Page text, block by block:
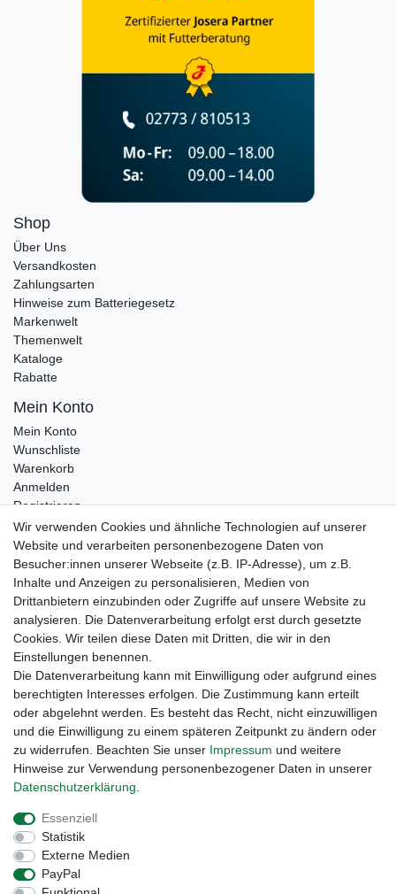
Shop
Über Uns
Versandkosten
Zahlungsarten
Hinweise zum Batteriegesetz
Markenwelt
Themenwelt
Kataloge
Rabatte
Mein Konto
Mein Konto
Wunschliste
Warenkorb
Anmelden
Registrieren
Kontakt
Newsletter Anmeldung
Newsletter Abmeldung
Widerrufs­recht
Wir verwenden Cookies und ähnliche Technologien auf unserer
Website und verarbeiten personenbezogene Daten von
Besucher:innen unserer Webseite (z.B. IP-Adresse), um z.B.
Inhalte und Anzeigen zu personalisieren, Medien von
Drittanbietern einzubinden oder Zugriffe auf unsere Website zu
analysieren. Die Datenverarbeitung erfolgt erst durch gesetzte
Cookies. Wir teilen diese Daten mit Dritten, die wir in den
Einstellungen benennen.
Die Datenverarbeitung kann mit Einwilligung oder aufgrund eines
berechtigten Interesses erfolgen. Die Zustimmung kann erteilt
oder abgelehnt werden. Es besteht das Recht, nicht einzuwilligen
und die Einwilligung zu einem späteren Zeitpunkt zu ändern oder
zu widerrufen. Beachten Sie unser Impressum und weitere
Hinweise zur Verwendung personenbezogener Daten in unserer
Daten­schutz­erklärung
Essenziell
Statistik
Externe Medien
PayPal